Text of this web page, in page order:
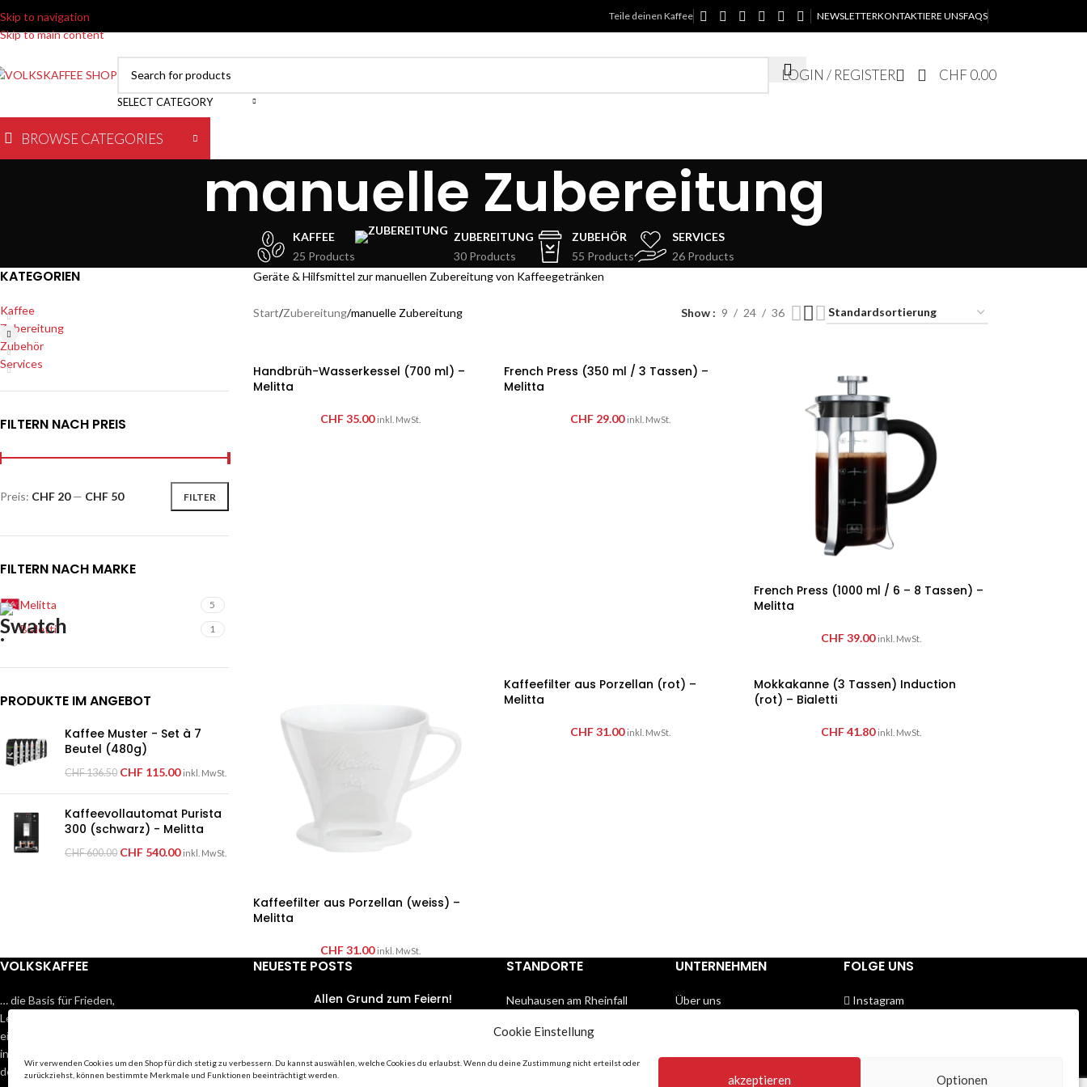
Cookie Einstellung
Wir verwenden Cookies um den Shop für dich stetig zu verbessern. Du kannst auswählen, welche Cookies du erlaubst. Wenn du deine Zustimmung nicht erteilst oder
zurückziehst, können bestimmte Merkmale und Funktionen beeinträchtigt werden.
akzeptieren Optionen
Skip to navigation
Skip to main content
Teile deinen Kaffee NEWSLETTERKONTAKTIERE UNSFAQS
SELECT CATEGORY
LOGIN / REGISTER CHF0.00
BROWSE CATEGORIES
manuelle Zubereitung
KAFFEE
25 Products
ZUBEREITUNG
30 Products
ZUBEHÖR
55 Products
SERVICES
26 Products
KATEGORIEN
Kaffee
Zubereitung
Zubehör
Services
FILTERN NACH PREIS
FILTER
Preis: CHF 20— CHF 50
FILTERN NACH MARKE
Melitta 5
Bialetti 1
PRODUKTE IM ANGEBOT
Kaffee Muster - Set à 7
Beutel (480g)
CHF136.50 CHF 115.00 inkl. MwSt.
Kaffeevollautomat Purista
300 (schwarz) - Melitta
CHF600.00 CHF 540.00 inkl. MwSt.
Geräte & Hilfsmittel zur manuellen Zubereitung von Kaffeegetränken
Start Zubereitung manuelle Zubereitung Show 9 24 36
Handbrüh-Wasserkessel (700 ml) –
Melitta
CHF35.00 inkl. MwSt.
French Press (350 ml / 3 Tassen) –
Melitta
CHF 29.00 inkl. MwSt.
French Press (1000 ml / 6 – 8 Tassen) –
Melitta
CHF39.00 inkl. MwSt.
Kaffeefilter aus Porzellan (weiss) –
Melitta
CHF31.00 inkl. MwSt.
Kaffeefilter aus Porzellan (rot) –
Melitta
CHF31.00 inkl. MwSt.
Mokkakanne (3 Tassen) Induction
(rot) – Bialetti
CHF41.80 inkl. MwSt.
VOLKSKAFFEE
… die Basis für Frieden,
Lebensqualität und
eine positive Entwicklung
in der Gesellschaft und
des Einzelnen.
NEUESTE POSTS
Allen Grund zum Feiern!
Wenn Menschen
überflüssig werden
STANDORTE
Neuhausen am Rheinfall
Aadorf TG
UNTERNEHMEN
Über uns
FOLGE UNS
Instagram